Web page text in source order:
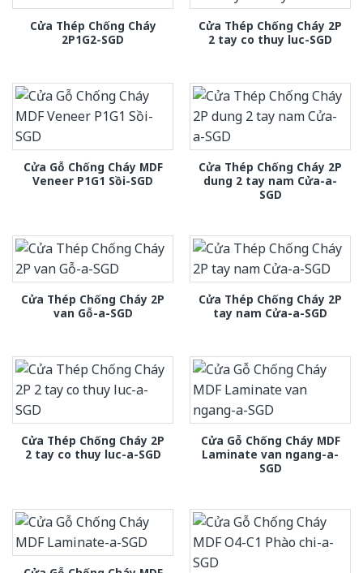
Cửa Thép Chống Cháy
2P1G2-SGD
Cửa Thép Chống Cháy 2P
2 tay co thuy luc-SGD
Cửa Gỗ Chống Cháy MDF
Veneer P1G1 Sồi-SGD
Cửa Thép Chống Cháy 2P
dung 2 tay nam Cửa-a-
SGD
Cửa Thép Chống Cháy 2P
van Gỗ-a-SGD
Cửa Thép Chống Cháy 2P
tay nam Cửa-a-SGD
Cửa Thép Chống Cháy 2P
2 tay co thuy luc-a-SGD
Cửa Gỗ Chống Cháy MDF
Laminate van ngang-a-
SGD